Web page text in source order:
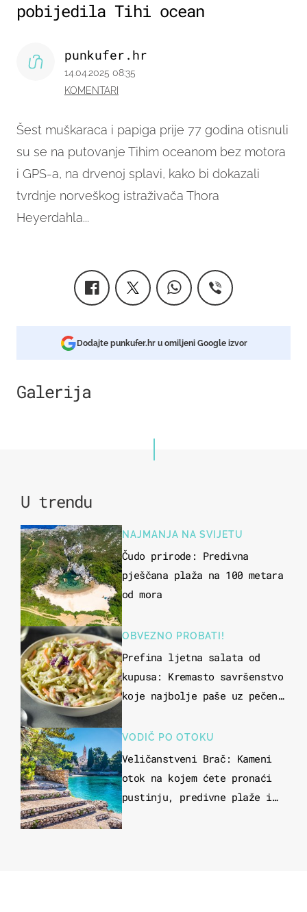
pobijedila Tihi ocean
Šest muškaraca i papiga prije 77 godina otisnuli
su se na putovanje Tihim oceanom bez motora
i GPS-a, na drvenoj splavi, kako bi dokazali
tvrdnje norveškog istraživača Thora
Heyerdahla...
punkufer.hr
14.04.2025 08:35
KOMENTARI
Dodajte punkufer.hr u omiljeni Google izvor
Galerija
U trendu
NAJMANJA NA SVIJETU
Čudo prirode: Predivna
pješčana plaža na 100 metara
od mora
OBVEZNO PROBATI!
Prefina ljetna salata od
kupusa: Kremasto savršenstvo
koje najbolje paše uz pečeno
VODIČ PO OTOKU
Veličanstveni Brač: Kameni
otok na kojem ćete pronaći
pustinju, predivne plaže i